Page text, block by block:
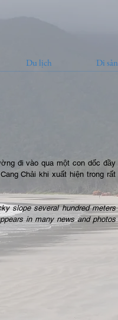
Du lịch Di sản
đi vào qua một con dốc đầy
Chải khi xuất hiện trong rất
slope several hundred meters
in many news and photos